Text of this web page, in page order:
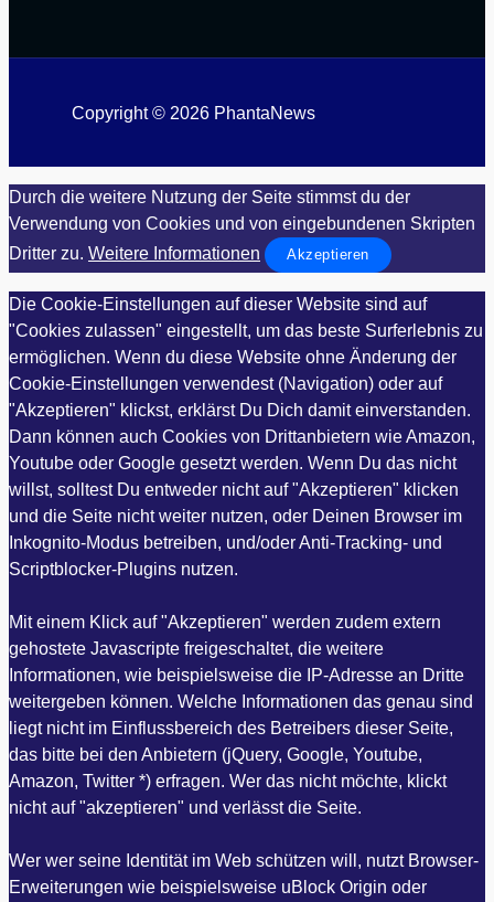
Copyright © 2026 PhantaNews
Durch die weitere Nutzung der Seite stimmst du der
Verwendung von Cookies und von eingebundenen Skripten
Dritter zu. Weitere Informationen Akzeptieren
Die Cookie-Einstellungen auf dieser Website sind auf
"Cookies zulassen" eingestellt, um das beste Surferlebnis zu
ermöglichen. Wenn du diese Website ohne Änderung der
Cookie-Einstellungen verwendest (Navigation) oder auf
"Akzeptieren" klickst, erklärst Du Dich damit einverstanden.
Dann können auch Cookies von Drittanbietern wie Amazon,
Youtube oder Google gesetzt werden. Wenn Du das nicht
willst, solltest Du entweder nicht auf "Akzeptieren" klicken
und die Seite nicht weiter nutzen, oder Deinen Browser im
Inkognito-Modus betreiben, und/oder Anti-Tracking- und
Scriptblocker-Plugins nutzen.
Mit einem Klick auf "Akzeptieren" werden zudem extern
gehostete Javascripte freigeschaltet, die weitere
Informationen, wie beispielsweise die IP-Adresse an Dritte
weitergeben können. Welche Informationen das genau sind
liegt nicht im Einflussbereich des Betreibers dieser Seite,
das bitte bei den Anbietern (jQuery, Google, Youtube,
Amazon, Twitter *) erfragen. Wer das nicht möchte, klickt
nicht auf "akzeptieren" und verlässt die Seite.
Wer wer seine Identität im Web schützen will, nutzt Browser-
Erweiterungen wie beispielsweise uBlock Origin oder